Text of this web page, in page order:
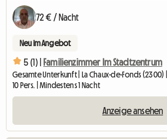
72 € / Nacht
Neu im Angebot
5 (1) | Familienzimmer Im Stadtzentrum
Gesamte Unterkunft | La Chaux-de-Fonds (2300) |
10 Pers. | Mindestens 1 Nacht
Anzeige ansehen